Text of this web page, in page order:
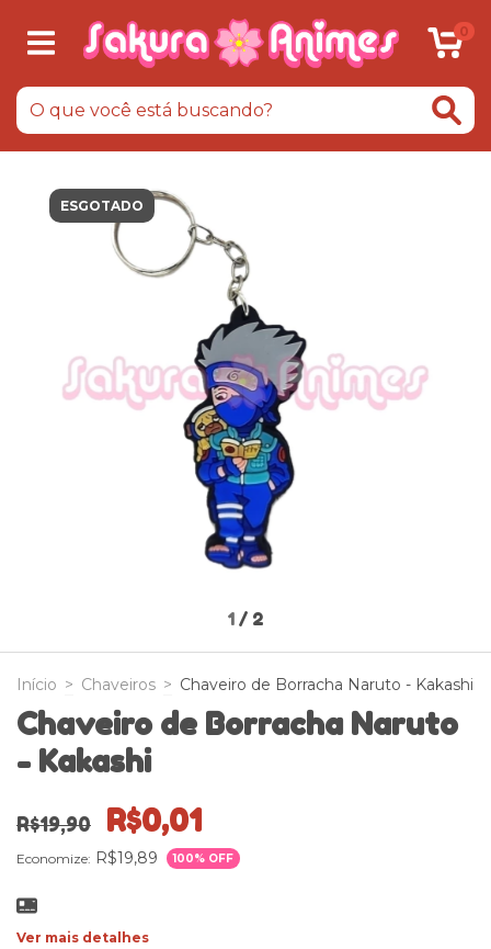
0
ESGOTADO
1 / 2
Início > Chaveiros > Chaveiro de Borracha Naruto - Kakashi
Chaveiro de Borracha Naruto
- Kakashi
R$19,90 R$0,01
Economize: R$19,89 100% OFF
Ver mais detalhes